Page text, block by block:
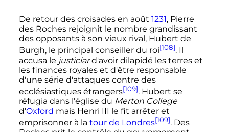
De retour des croisades en août 1231, Pierre
des Roches rejoignit le nombre grandissant
des opposants à son vieux rival, Hubert de
Burgh, le principal conseiller du roi[108]. Il
accusa le justiciard'avoir dilapidé les terres et
les finances royales et d'être responsable
d'une série d'attaques contre des
ecclésiastiques étrangers[109]. Hubert se
réfugia dans l'église du Merton College
d'Oxford mais Henri III le fit arrêter et
emprisonner à la tour de Londres[109]. Des